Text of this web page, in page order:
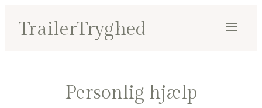
TrailerTryghed
Personlig hjælp